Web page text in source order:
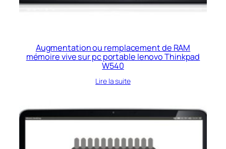
Augmentation ou remplacement de RAM
mémoire vive sur pc portable lenovo Thinkpad
W540
Lire la suite